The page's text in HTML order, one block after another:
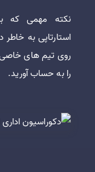
نکته مهمی که
استارتاپی به
روی تیم های خاصی
را به حساب آورید.